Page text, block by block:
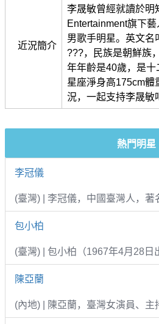
近況簡介
李晟敏曾經就讀於明
Entertainment旗下
男歌手明星。英文名
???，民族是朝鮮族
年年齡是40歲，是
星座淨身高175cm體
況，一起支持李晟敏
熱門明星
李冠儀
(臺灣) | 李冠儀，中國臺灣人，
包小柏
(臺灣) | 包小柏（1967年4月28日
陳亞蘭
(內地) | 陳亞蘭，臺灣女演員、主